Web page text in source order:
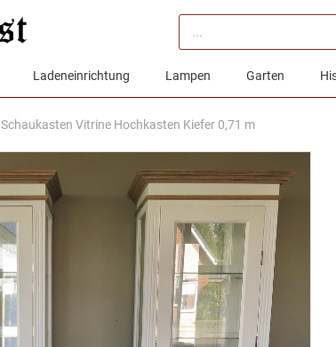
Products
search
Ladeneinrichtung Lampen Garten
Schaukasten Vitrine Hochkasten Kiefer 0,71 m